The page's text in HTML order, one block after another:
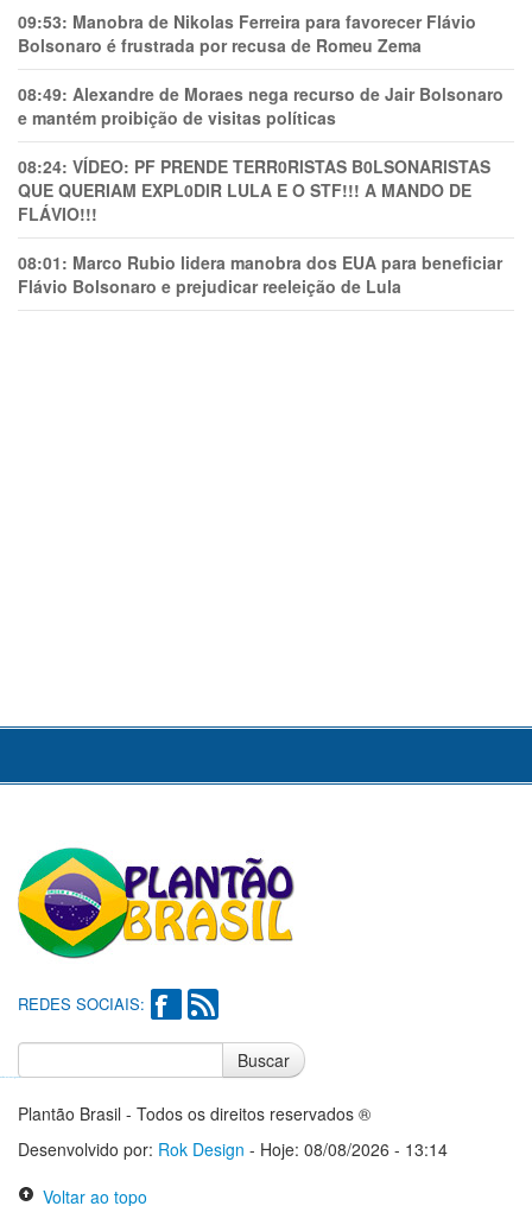
09:53: Manobra de Nikolas Ferreira para favorecer Flávio
Bolsonaro é frustrada por recusa de Romeu Zema
08:49: Alexandre de Moraes nega recurso de Jair Bolsonaro
e mantém proibição de visitas políticas
08:24: VÍDEO: PF PRENDE TERR0RlSTAS B0LSONARlSTAS
QUE QUERIAM EXPL0DlR LULA E O STF!!! A MANDO DE
FLÁVIO!!!
08:01: Marco Rubio lidera manobra dos EUA para beneficiar
Flávio Bolsonaro e prejudicar reeleição de Lula
REDES SOCIAIS:
Buscar
Plantão Brasil - Todos os direitos reservados ®
Desenvolvido por: Rok Design - Hoje: 08/08/2026 - 13:14
Voltar ao topo